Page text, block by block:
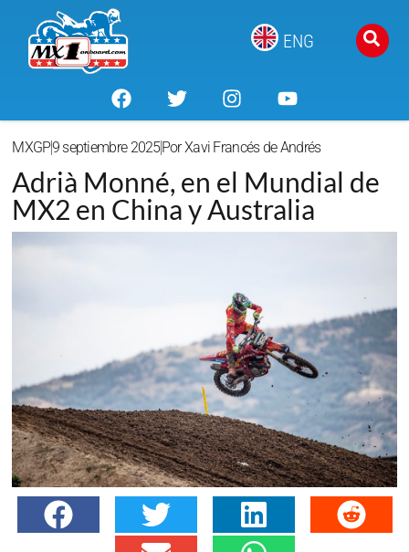
ENG
MXGP9 septiembre 2025PorXavi Francés de Andrés
Adrià Monné, en el Mundial de
MX2 en China y Australia